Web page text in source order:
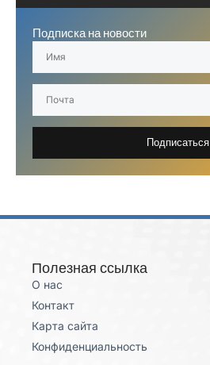
Подписка на новости
Подписаться
Полезная ссылка
О нас
Контакт
Карта сайта
Конфиденциальность